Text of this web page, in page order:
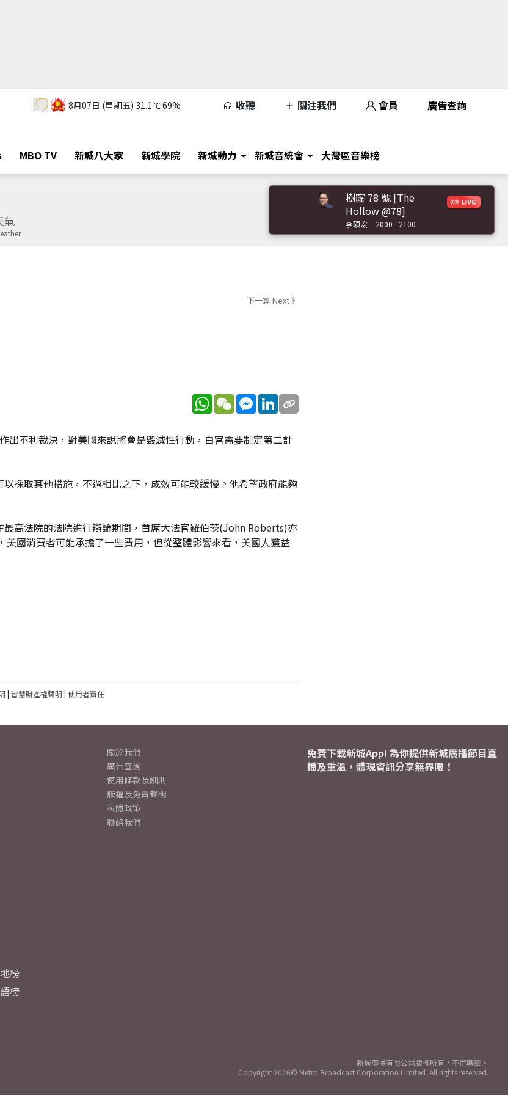
8月07日 (星期五) 31.1℃69% 收聽 關注我們 會員 廣告查詢
MBO TV 新城八大家 新城學院 新城動力 新城音統會 大灣區音樂榜
氣
樹窿 78 號 [The
Hollow @78]
李碩宏 2000 - 2100
下一篇 Next 》
WhatsApp
WeChatMessenger
LinkedIn
不利裁決，對美國來說將會是毀滅性行動，白宮需要制定第二計
採取其他措施，不過相比之下，成效可能較緩慢。他希望政府能夠
高法院的法院進行辯論期間，首席大法官羅伯茨(John Roberts)亦
國消費者可能承擔了一些費用，但從整體影響來看，美國人獲益
| 智慧財產權聲明| 使用者責任
榜
榜
關於我們
廣告查詢
使用條款及細則
版權及免責聲明
私隱政策
聯絡我們
免費下載新城App! 為你提供新城廣播節目直
播及重溫，體現資訊分享無界限！
新城廣播有限公司版權所有，不得轉載。
Copyright 2026© Metro Broadcast Corporation Limited. All rights reserved.